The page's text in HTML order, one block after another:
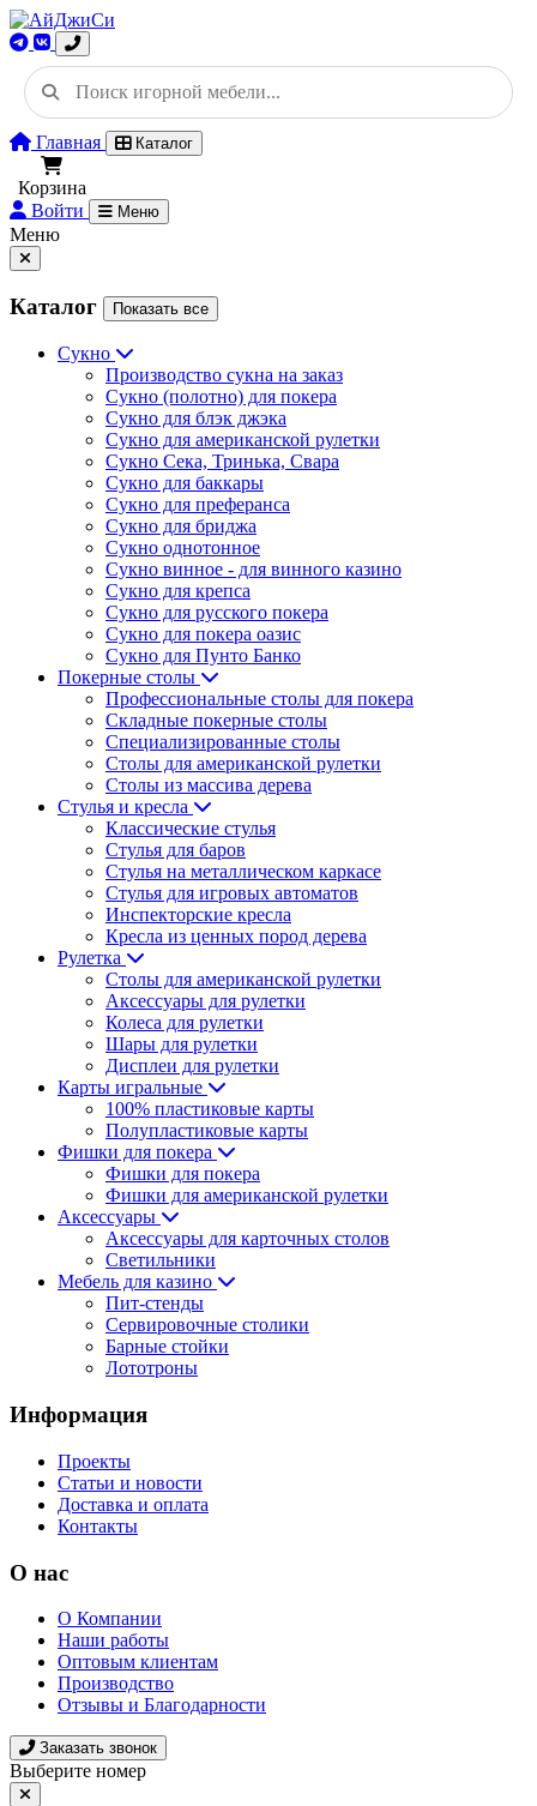
Главная Каталог
Корзина
Войти
Меню
Меню
Каталог Показать все
Сукно
Производство сукна на заказ
Сукно (полотно) для покера
Сукно для блэк джэка
Сукно для американской рулетки
Сукно Сека, Тринька, Свара
Сукно для баккары
Сукно для преферанса
Сукно для бриджа
Сукно однотонное
Сукно винное - для винного казино
Сукно для крепса
Сукно для русского покера
Сукно для покера оазис
Сукно для Пунто Банко
Покерные столы
Профессиональные столы для покера
Складные покерные столы
Специализированные столы
Столы для американской рулетки
Столы из массива дерева
Стулья и кресла
Классические стулья
Стулья для баров
Стулья на металлическом каркасе
Стулья для игровых автоматов
Инспекторские кресла
Кресла из ценных пород дерева
Рулетка
Столы для американской рулетки
Аксессуары для рулетки
Колеса для рулетки
Шары для рулетки
Дисплеи для рулетки
Карты игральные
100% пластиковые карты
Полупластиковые карты
Фишки для покера
Фишки для покера
Фишки для американской рулетки
Аксессуары
Аксессуары для карточных столов
Светильники
Мебель для казино
Пит-стенды
Сервировочные столики
Барные стойки
Лототроны
Информация
Проекты
Статьи и новости
Доставка и оплата
Контакты
О нас
О Компании
Наши работы
Оптовым клиентам
Производство
Отзывы и Благодарности
Заказать звонок
Выберите номер